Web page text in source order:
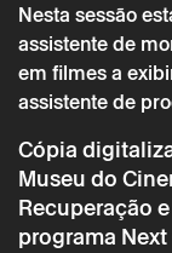
Nesta sessão
assistente de
em filmes a
assistente de
Cópia
Museu do
Recuperação
programa